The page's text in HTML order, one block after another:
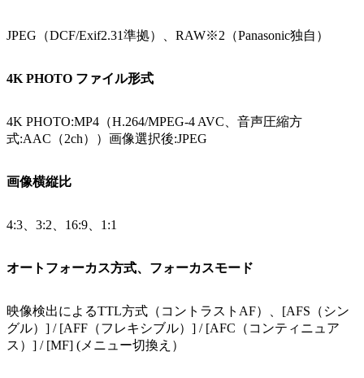
JPEG（DCF/Exif2.31準拠）、RAW※2（Panasonic独自）
4K PHOTO ファイル形式
4K PHOTO:MP4（H.264/MPEG-4 AVC、音声圧縮方
式:AAC（2ch））画像選択後:JPEG
画像横縦比
4:3、3:2、16:9、1:1
オートフォーカス方式、フォーカスモード
映像検出によるTTL方式（コントラストAF）、[AFS（シン
グル）] / [AFF（フレキシブル）] / [AFC（コンティニュア
ス）] / [MF] (メニュー切換え）